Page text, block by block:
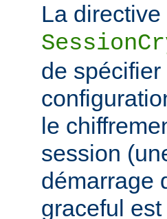
La directive
de
le
session
démarrage
graceful